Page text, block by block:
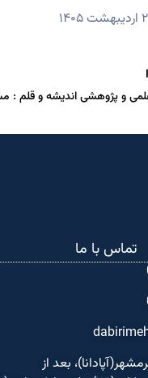
و پژوهشی اندیشه و قلم :
تماس با ما
بعد از